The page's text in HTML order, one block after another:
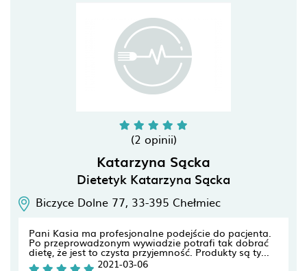
(2 opinii)
Katarzyna Sącka
Dietetyk Katarzyna Sącka
Biczyce Dolne 77, 33-395 Chełmiec
Pani Kasia ma profesjonalne podejście do pacjenta.
Po przeprowadzonym wywiadzie potrafi tak dobrać
dietę, że jest to czysta przyjemność. Produkty są ty...
2021-03-06